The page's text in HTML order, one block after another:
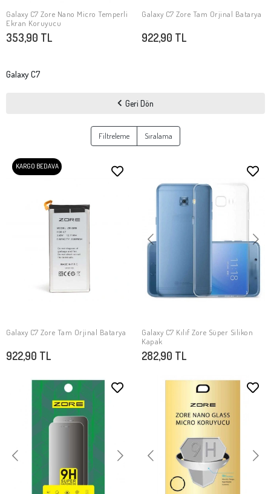
SEPETE EKLE
Galaxy C7 Zore Nano Micro Temperli
Ekran Koruyucu
353,90 TL
SEPETE EKLE
Galaxy C7 Zore Tam Orjinal Batarya
922,90 TL
Galaxy C7
Geri Dön
Filtreleme Sıralama
KARGO BEDAVA
SEPETE EKLE
Galaxy C7 Zore Tam Orjinal Batarya
922,90 TL
SEPETE EKLE
Galaxy C7 Kılıf Zore Süper Silikon
Kapak
282,90 TL